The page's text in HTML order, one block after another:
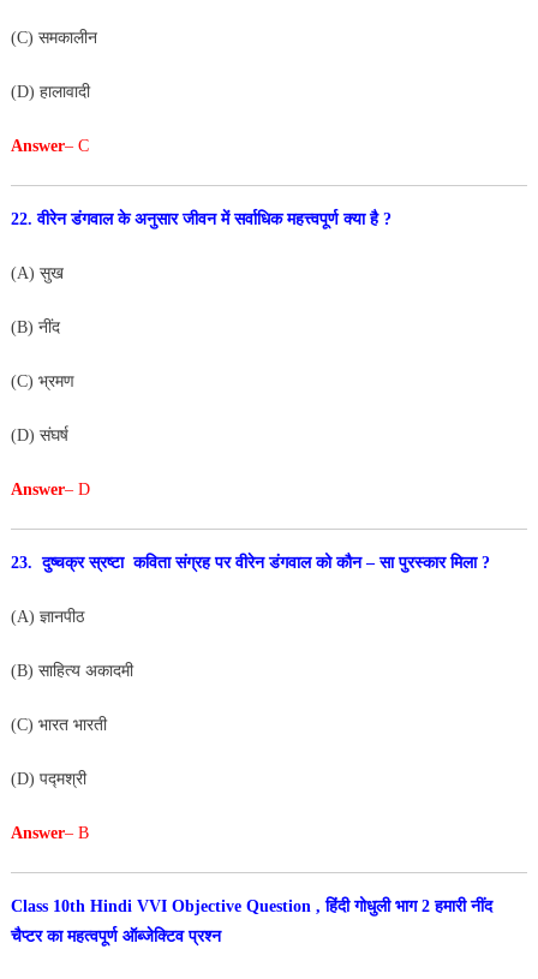
(C) समकालीन
(D) हालावादी
Answer– C
22. वीरेन डंगवाल के अनुसार जीवन में सर्वाधिक महत्त्वपूर्ण क्या है ?
(A) सुख
(B) नींद
(C) भ्रमण
(D) संघर्ष
Answer– D
23. दुष्चक्र स्रष्टा कविता संग्रह पर वीरेन डंगवाल को कौन – सापुरस्कार मिला ?
(A) ज्ञानपीठ
(B) साहित्य अकादमी
(C) भारत भारती
(D) पद्मश्री
Answer– B
Class 10th Hindi VVI Objective Question , हिंदी गोधुली भाग 2 हमारी नींद
चैप्टर का महत्वपूर्ण ऑब्जेक्टिव प्रश्न